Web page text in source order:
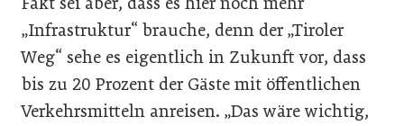
„Infrastruktur“ brauche, denn der „Tiroler
Weg“ sehe es eigentlich in Zukunft vor, dass
bis zu 20 Prozent der Gäste mit öffentlichen
Verkehrsmitteln anreisen. „Das wäre wichtig,